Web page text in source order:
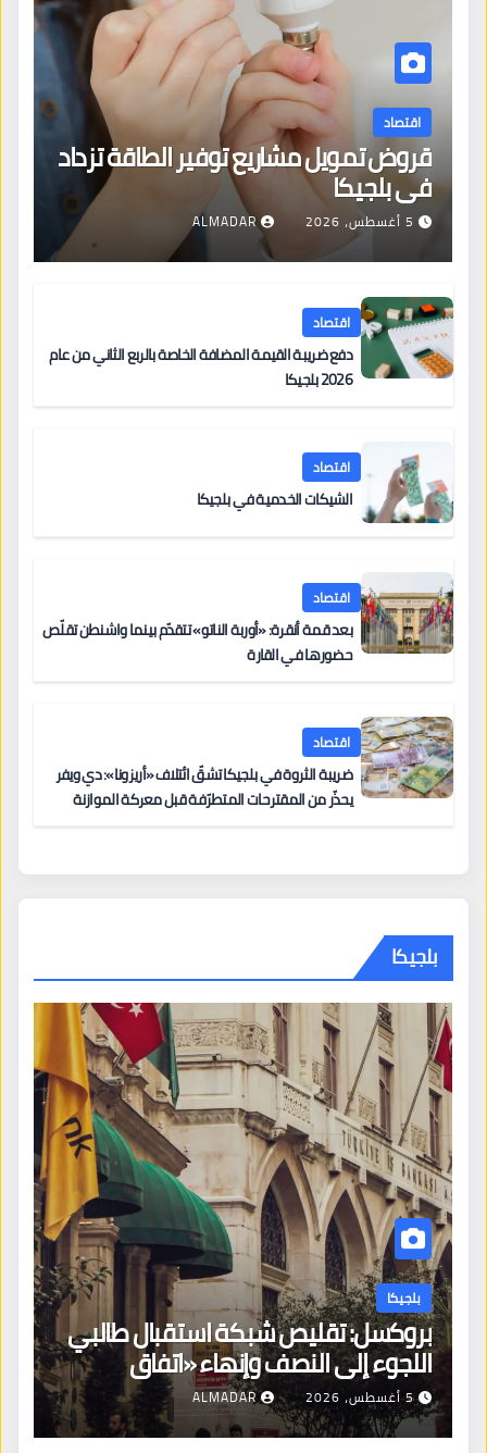
اقتصاد
قروض تمويل مشاريع توفير الطاقة تزداد
في بلجيكا
5 أغسطس، 2026 ALMADAR
اقتصاد
دفع ضريبة القيمة المضافة الخاصة بالربع الثاني من عام
2026 بلجيكا
اقتصاد
الشيكات الخدمية في بلجيكا
اقتصاد
بعد قمة أنقرة: «أوربة الناتو» تتقدّم بينما واشنطن تقلّص
حضورها في القارة
اقتصاد
ضريبة الثروة في بلجيكا تشقّ ائتلاف «أريزونا»: دي ويفر
يحذّر من المقترحات المتطرّفة قبل معركة الموازنة
بلجيكا
بلجيكا
بروكسل: تقليص شبكة استقبال طالبي
اللجوء إلى النصف وإنهاء «اتفاق
بروكسل»
5 أغسطس، 2026 ALMADAR